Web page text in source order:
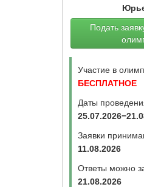
Подать
Участие в
БЕСПЛАТНОЕ
Даты
Заявки
11.08.2026
Ответы можно
21.08.2026